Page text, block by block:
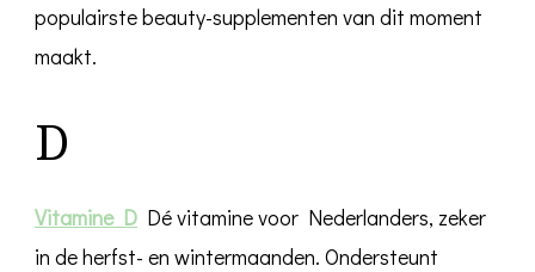
populairste beauty-supplementen van dit moment
maakt.
D
Vitamine D Dé vitamine voor Nederlanders, zeker
in de herfst- en wintermaanden. Ondersteunt